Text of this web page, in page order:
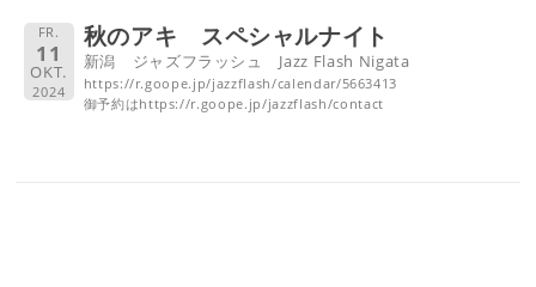
FR.
11
OKT.
2024
秋のアキ スペシャルナイト
新潟 ジャズフラッシュ Jazz Flash Nigata
https://r.goope.jp/jazzflash/calendar/5663413
御予約はhttps://r.goope.jp/jazzflash/contact